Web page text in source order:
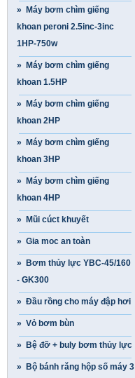
» Máy bơm chìm giếng
khoan peroni 2.5inc-3inc
1HP-750w
» Máy bơm chìm giếng
khoan 1.5HP
» Máy bơm chìm giếng
khoan 2HP
» Máy bơm chìm giếng
khoan 3HP
» Máy bơm chìm giếng
khoan 4HP
» Mũi cúct khuyết
» Gia moc an toàn
» Bơm thủy lực YBC-45/160
- GK300
» Đầu rồng cho máy đập hơi
» Vỏ bơm bùn
» Bệ đỡ + buly bơm thủy lực
» Bộ bánh răng hộp số máy 3